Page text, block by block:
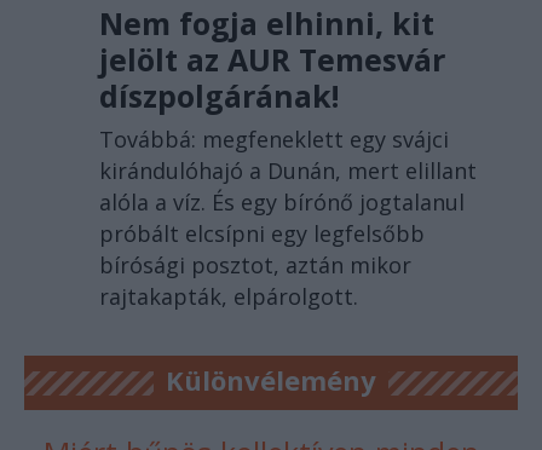
Nem fogja elhinni, kit
jelölt az AUR Temesvár
díszpolgárának!
Továbbá: megfeneklett egy svájci
kirándulóhajó a Dunán, mert elillant
alóla a víz. És egy bírónő jogtalanul
próbált elcsípni egy legfelsőbb
bírósági posztot, aztán mikor
rajtakapták, elpárolgott.
Különvélemény